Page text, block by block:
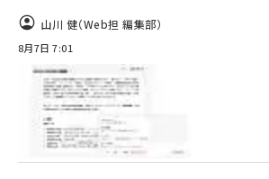
山川 健（Web担 編集部）
8月7日 7:01